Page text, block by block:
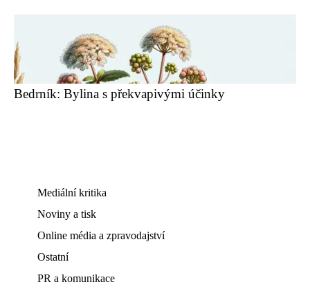
Bedrník: Bylina s překvapivými účinky
Mediální kritika
Noviny a tisk
Online média a zpravodajství
Ostatní
PR a komunikace